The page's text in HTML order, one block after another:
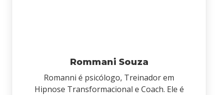
Rommani Souza
Romanni é psicólogo, Treinador em
Hipnose Transformacional e Coach. Ele é